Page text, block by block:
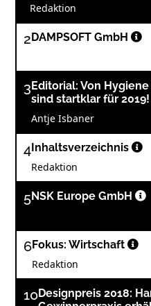
Redaktion
2 DAMPSOFT GmbH
3 Editorial: Von
sind startklar für
Antje Isbaner
4 Inhaltsverzeichnis
Redaktion
5NSK Europe GmbH
6Fokus: Wirtschaft
Redaktion
10Designpreis 2018: